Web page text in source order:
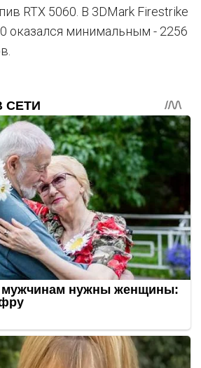
RTX 5060. В 3DMark Firestrike
оказался минимальным - 2256